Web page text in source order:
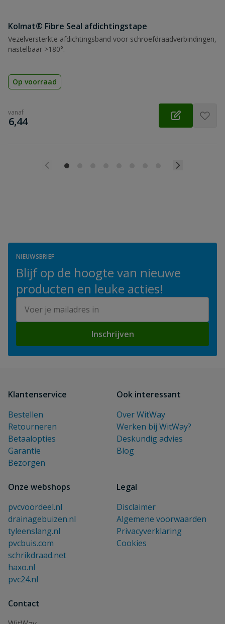
Kolmat® Fibre Seal afdichtingstape
Vezelversterkte afdichtingsband voor schroefdraadverbindingen,
nastelbaar >180°.
Op voorraad
vanaf
€
6,44
NIEUWSBRIEF
Blijf op de hoogte van nieuwe
producten en leuke acties!
Inschrijven
Klantenservice
Bestellen
Retourneren
Betaalopties
Garantie
Bezorgen
Ook interessant
Over WitWay
Werken bij WitWay?
Deskundig advies
Blog
Onze webshops
pvcvoordeel.nl
drainagebuizen.nl
tyleenslang.nl
pvcbuis.com
schrikdraad.net
haxo.nl
pvc24.nl
Legal
Disclaimer
Algemene voorwaarden
Privacyverklaring
Cookies
Contact